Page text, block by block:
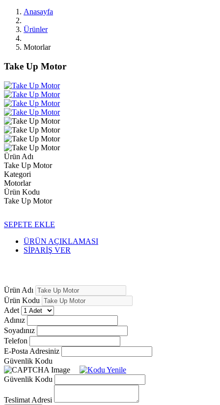
Anasayfa
Ürünler
Motorlar
Take Up Motor
Ürün Adı
Take Up Motor
Kategori
Motorlar
Ürün Kodu
Take Up Motor
SEPETE EKLE
ÜRÜN AÇIKLAMASI
SİPARİŞ VER
Ürün Adı
Ürün Kodu
Adet
Adınız
Soyadınız
Telefon
E-Posta Adresiniz
Güvenlik Kodu
Güvenlik Kodu
Teslimat Adresi